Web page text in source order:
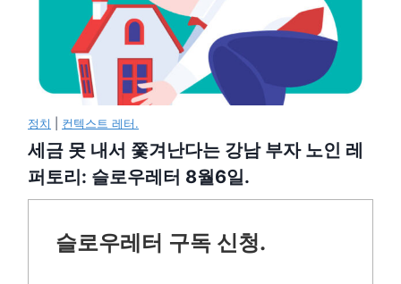
정치 컨텍스트 레터.
세금 못 내서 쫓겨난다는 강남 부자 노인 레
퍼토리: 슬로우레터 8월6일.
슬로우레터 구독 신청.